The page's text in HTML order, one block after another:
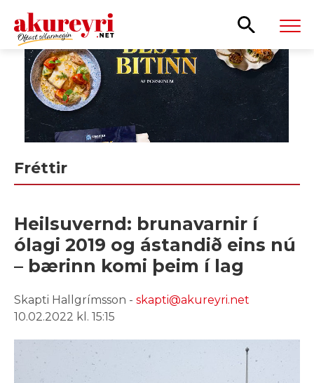
Leita
Fréttir
Heilsuvernd: brunavarnir í
ólagi 2019 og ástandið eins nú
– bærinn komi þeim í lag
Skapti Hallgrímsson - skapti@akureyri.net
10.02.2022 kl. 15:15